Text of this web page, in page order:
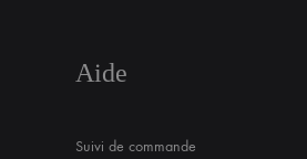
Aide
Suivi de commande